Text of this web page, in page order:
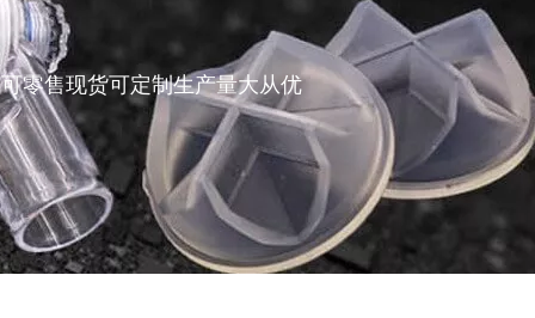
零售现货可定制生产量大从优